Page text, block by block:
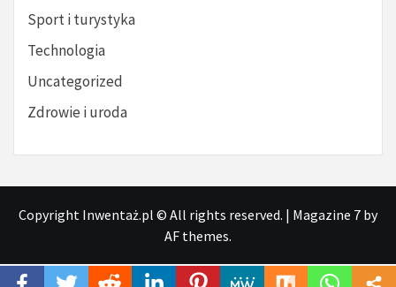
Sport i turystyka
Technologia
Uncategorized
Zdrowie i uroda
Copyright Inwentaż.pl © All rights reserved. | Magazine 7 by
AF themes.